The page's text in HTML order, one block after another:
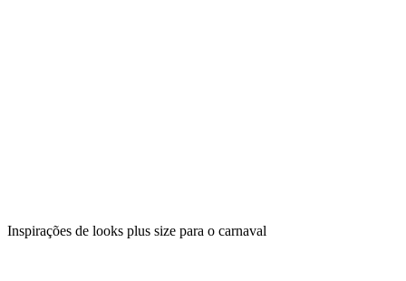
Inspirações de looks plus size para o carnaval